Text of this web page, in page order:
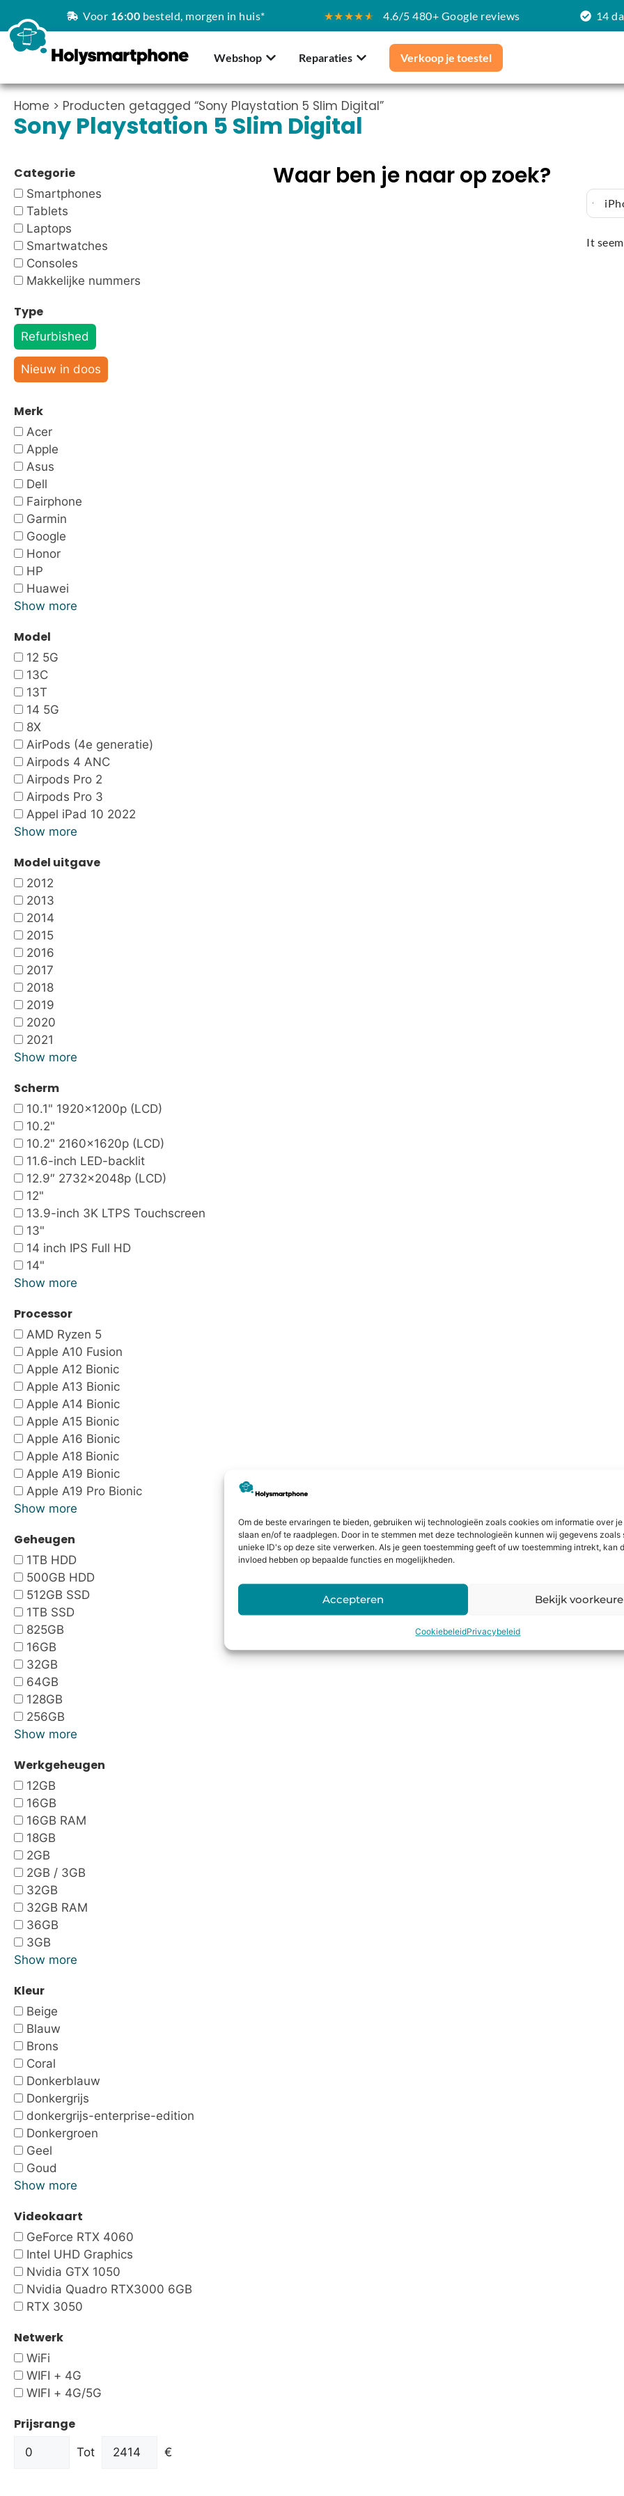
Om de beste ervaringen te bieden, gebruiken wij technologieën zoals cookies om informatie over
slaan en/of te raadplegen. Door in te stemmen met deze technologieën kunnen wij gegevens zoals
unieke ID's op deze site verwerken. Als je geen toestemming geeft of uw toestemming intrekt, kan
invloed hebben op bepaalde functies en mogelijkheden.
Accepteren Bekijk
CookiebeleidPrivacybeleid
Voor 16:00 besteld, morgen in huis* ★★★★★ 4.6/5 480+ Google reviews 14
Webshop Reparaties Verkoop je toestel
Home > Producten getagged “Sony Playstation 5 Slim Digital”
Sony Playstation 5 Slim Digital
Categorie
Smartphones
Tablets
Laptops
Smartwatches
Consoles
Makkelijke nummers
Type
Refurbished
Nieuw in doos
Merk
Acer
Apple
Asus
Dell
Fairphone
Garmin
Google
Honor
HP
Huawei
Show more
Model
12 5G
13C
13T
14 5G
8X
AirPods (4e generatie)
Airpods 4 ANC
Airpods Pro 2
Airpods Pro 3
Appel iPad 10 2022
Show more
Model uitgave
2012
2013
2014
2015
2016
2017
2018
2019
2020
2021
Show more
Scherm
10.1" 1920x1200p (LCD)
10.2"
10.2" 2160x1620p (LCD)
11.6-inch LED-backlit
12.9″ 2732×2048p (LCD)
12"
13.9-inch 3K LTPS Touchscreen
13"
14 inch IPS Full HD
14"
Show more
Processor
AMD Ryzen 5
Apple A10 Fusion
Apple A12 Bionic
Apple A13 Bionic
Apple A14 Bionic
Apple A15 Bionic
Apple A16 Bionic
Apple A18 Bionic
Apple A19 Bionic
Apple A19 Pro Bionic
Show more
Geheugen
1TB HDD
500GB HDD
512GB SSD
1TB SSD
825GB
16GB
32GB
64GB
128GB
256GB
Show more
Werkgeheugen
12GB
16GB
16GB RAM
18GB
2GB
2GB / 3GB
32GB
32GB RAM
36GB
3GB
Show more
Kleur
Beige
Blauw
Brons
Coral
Donkerblauw
Donkergrijs
donkergrijs-enterprise-edition
Donkergroen
Geel
Goud
Show more
Videokaart
GeForce RTX 4060
Intel UHD Graphics
Nvidia GTX 1050
Nvidia Quadro RTX3000 6GB
RTX 3050
Netwerk
WiFi
WIFI + 4G
WIFI + 4G/5G
Prijsrange
Tot €
Waar ben je naar op zoek?
It